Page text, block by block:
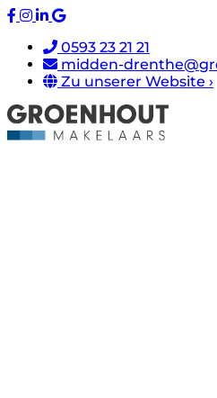
0593 23 21 21
midden-
Zu unserer Website ›